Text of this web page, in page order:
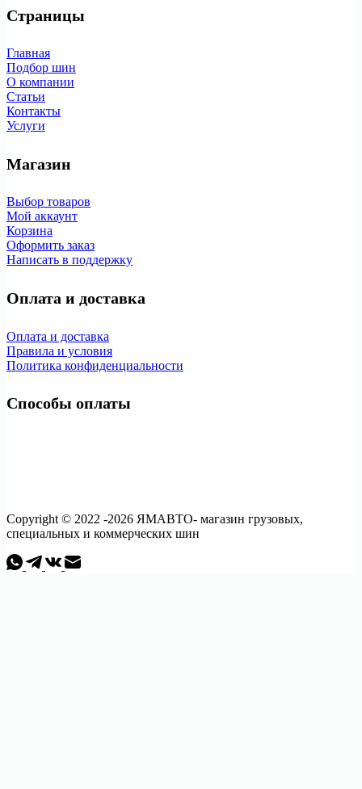
Страницы
Главная
Подбор шин
О компании
Статьи
Контакты
Услуги
Магазин
Выбор товаров
Мой аккаунт
Корзина
Оформить заказ
Написать в поддержку
Оплата и доставка
Оплата и доставка
Правила и условия
Политика конфиденциальности
Способы оплаты
Copyright © 2022 -2026 ЯМАВТО- магазин грузовых,
специальных и коммерческих шин